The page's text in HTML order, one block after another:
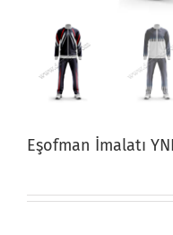
Eşofman İmalatı